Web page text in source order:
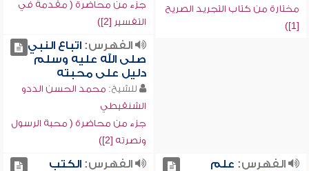
مختارة من كتاب التجريد الصريح
[1])
جزء من محاضرة ( مقدمة في
التفسير [2])
الفهرس:اتباع النبي
صلى الله عليه وسلم
دليل على محبته
للشيخ: محمد الحسن الددو
الشنقيطي
جزء من محاضرة ( محبة الرسول
ونصرته [2])
الفهرس: علم
الفهرس:الكتب